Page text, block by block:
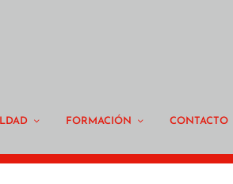
FORMACIÓN CONTACTO